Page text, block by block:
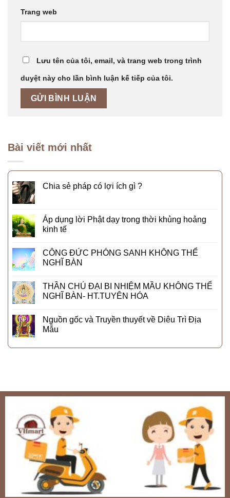
Trang web
Lưu tên của tôi, email, và trang web trong trình
duyệt này cho lần bình luận kế tiếp của tôi.
Bài viết mới nhất
Chia sẻ pháp có lợi ích gì ?
Áp dụng lời Phật dạy trong thời khủng hoảng
kinh tế
CÔNG ĐỨC PHÓNG SANH KHÔNG THỂ
NGHĨ BÀN
THẦN CHÚ ĐẠI BI NHIỆM MẦU KHÔNG THỂ
NGHĨ BÀN- HT.TUYÊN HÓA
Nguồn gốc và Truyền thuyết về Diêu Trì Địa
Mẫu